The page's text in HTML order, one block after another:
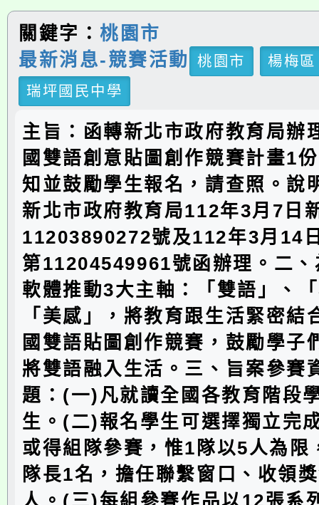
關鍵字：桃園市
最新消息-競賽活動
桃園市
楊梅區
瑞坪國民中學
主旨：函轉新北市政府教育局辦
國雙語創意貼圖創作競賽計畫1
知並鼓勵學生報名，請查照。說
新北市政府教育局112年3月7日
11203890272號及112年3月14
第11204549961號函辦理。二
軟體推動3大主軸：「雙語」、
「美感」，將教育跟生活緊密結
國雙語貼圖創作競賽，鼓勵學子
將雙語融入生活。三、旨案參賽
題：(一)凡就讀全國各教育階段
生。(二)報名學生可選擇獨立完
或得組隊參賽，惟1隊以5人為限
隊長1名，擔任聯繫窗口、收領
人。(三)每組參賽作品以12張系